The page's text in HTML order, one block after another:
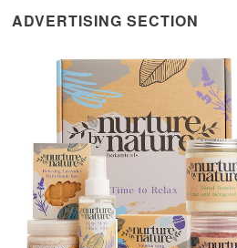
ADVERTISING SECTION